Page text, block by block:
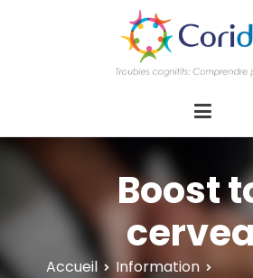
d'actions
Innovation/
troubles
Boost
Accueil
Information